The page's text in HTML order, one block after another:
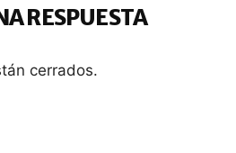
RESPUESTA
cerrados.